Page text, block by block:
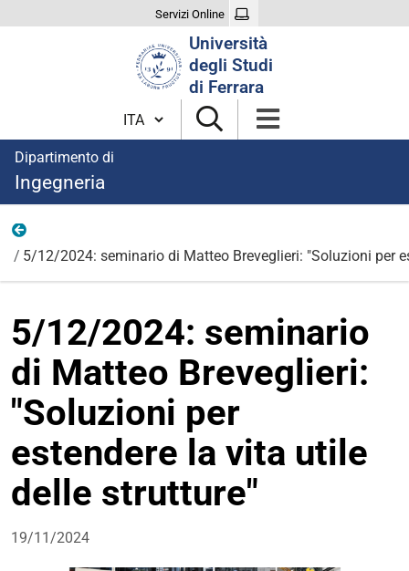
Servizi Online
Università
degli Studi
di Ferrara
Cambia lingua
Dipartimento di
Ingegneria
5/12/2024: seminario di Matteo Breveglieri: "Soluzioni per
5/12/2024: seminario
di Matteo Breveglieri:
"Soluzioni per
estendere la vita utile
delle strutture"
19/11/2024